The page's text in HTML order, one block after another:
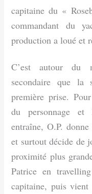
capitaine du «
commandant du
production a loué et
C’est autour du
secondaire que la
première prise.
du personnage et
entraîne, O.P.
et surtout décide de
proximité plus
Patrice en
capitaine, puis vient